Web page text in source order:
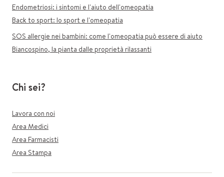
Endometriosi: i sintomi e l'aiuto dell'omeopatia
Back to sport: lo sport e l'omeopatia
SOS allergie nei bambini: come l'omeopatia può essere di aiuto
Biancospino, la pianta dalle proprietà rilassanti
Chi sei?
Lavora con noi
Area Medici
Area Farmacisti
Area Stampa